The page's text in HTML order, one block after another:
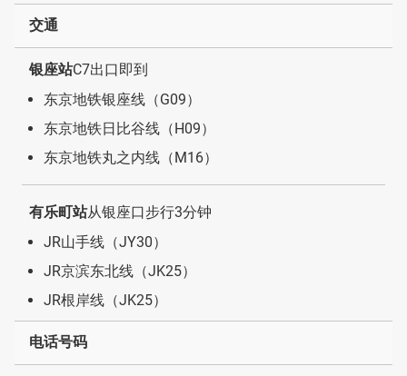
交通
银座站C7出口即到
东京地铁银座线（G09）
东京地铁日比谷线（H09）
东京地铁丸之内线（M16）
有乐町站从银座口步行3分钟
JR山手线（JY30）
JR京滨东北线（JK25）
JR根岸线（JK25）
电话号码